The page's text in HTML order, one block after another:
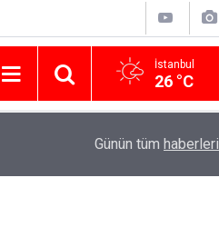
İstanbul
26 °C
Günün tüm haberleri